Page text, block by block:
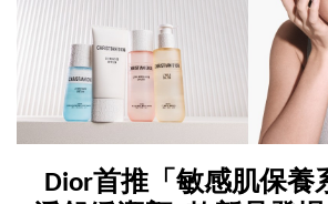
Dior首推「敏感肌保養